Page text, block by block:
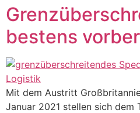
bestens
Mit dem Austritt
Januar 2021 stellen sich dem